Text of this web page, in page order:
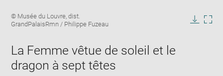
window
Image
caption:
© Musée du Louvre, dist.
GrandPalaisRmn / Philippe Fuzeau
La Femme vêtue de soleil et le
dragon à sept têtes